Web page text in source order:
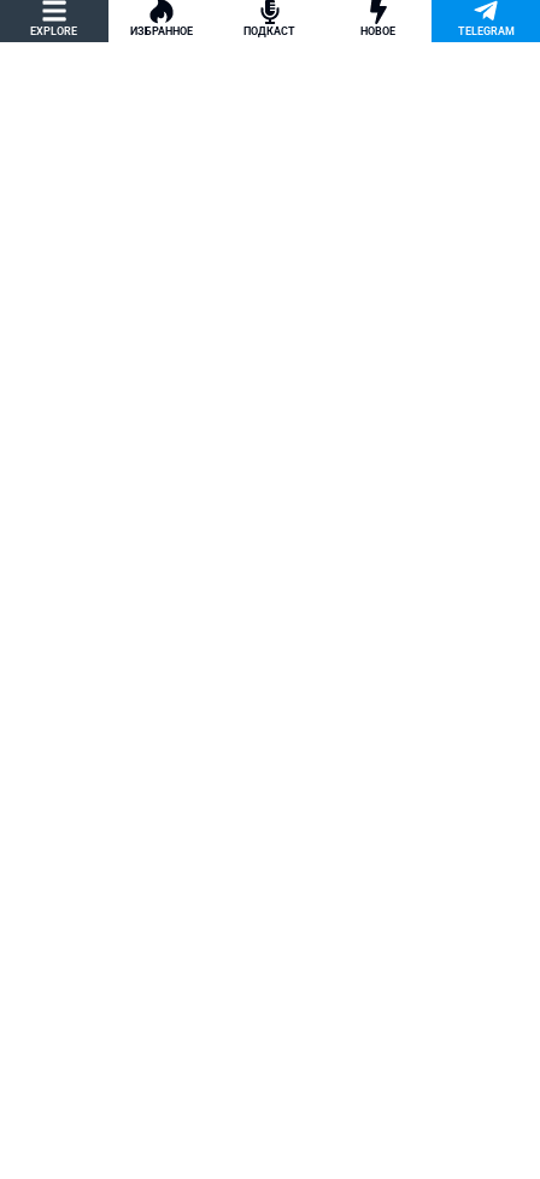
политическое убежище в США и др.
EXPLORE ИЗБРАННОЕ ПОДКАСТ НОВОЕ TELEGRAM